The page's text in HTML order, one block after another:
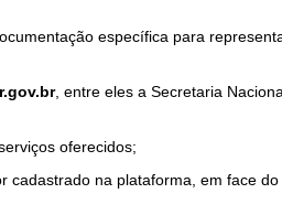
específica para
, entre eles a Secretaria
oferecidos;
na plataforma, em face